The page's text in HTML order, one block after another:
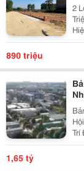
2
Triệu/Lô Cách
890 triệu
Hội
Trí
1,65 tỷ